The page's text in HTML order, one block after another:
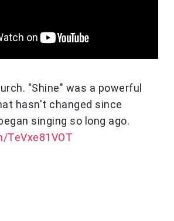
"Shine" was a powerful
hasn't changed since
singing so long ago.